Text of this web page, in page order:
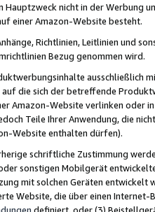
Hauptzweck nicht in der Werbung
einer Amazon-Website besteht.
Richtlinien, Leitlinien und
Bezug genommen wird.
ausschließlich
die sich der betreffende
Amazon-Website verlinken oder
Teile Ihrer Anwendung, die
Website enthalten dürfen).
schriftliche Zustimmung
sonstigen Mobilgerät
mit solchen Geräten
Website, die über einen
definiert, oder (3)